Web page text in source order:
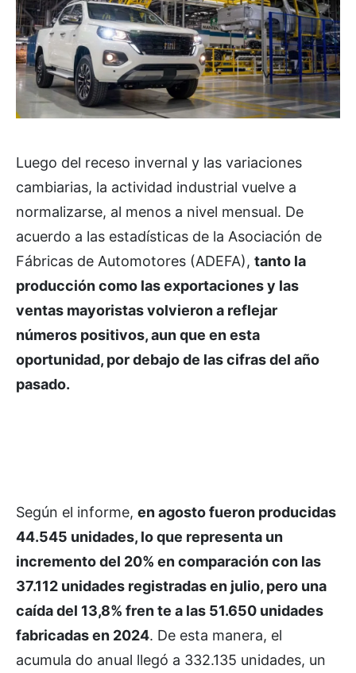
Luego del receso invernal y las variaciones
cambiarias, la actividad industrial vuelve a
normalizarse, al menos a nivel mensual. De
acuerdo a las estadísticas de la Asociación de
Fábricas de Automotores (ADEFA), tanto la
producción como las exportaciones y las
ventas mayoristas volvieron a reflejar
números positivos, aun que en esta
oportunidad, por debajo de las cifras del año
pasado.
Según el informe, en agosto fueron producidas
44.545 unidades, lo que representa un
incremento del 20% en comparación con las
37.112 unidades registradas en julio, pero una
caída del 13,8% fren te a las 51.650 unidades
fabricadas en 2024. De esta manera, el
acumula do anual llegó a 332.135 unidades, un